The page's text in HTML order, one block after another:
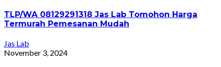
TLP/WA 08129291318 Jas Lab Tomohon Harga
Termurah Pemesanan Mudah
Jas Lab
November 3, 2024